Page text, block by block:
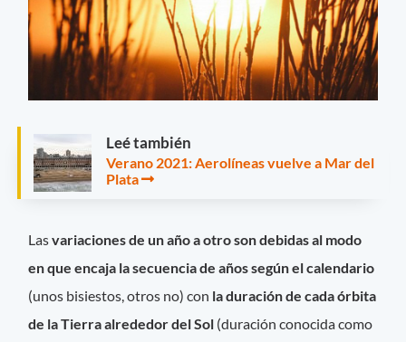
Leé también
Verano 2021: Aerolíneas vuelve a Mar del
Plata
Lasvariaciones de un año a otro son debidas al modo
en que encaja la secuencia de años según el calendario
(unos bisiestos, otros no) con la duración de cada órbita
de la Tierra alrededor del Sol (duración conocida como